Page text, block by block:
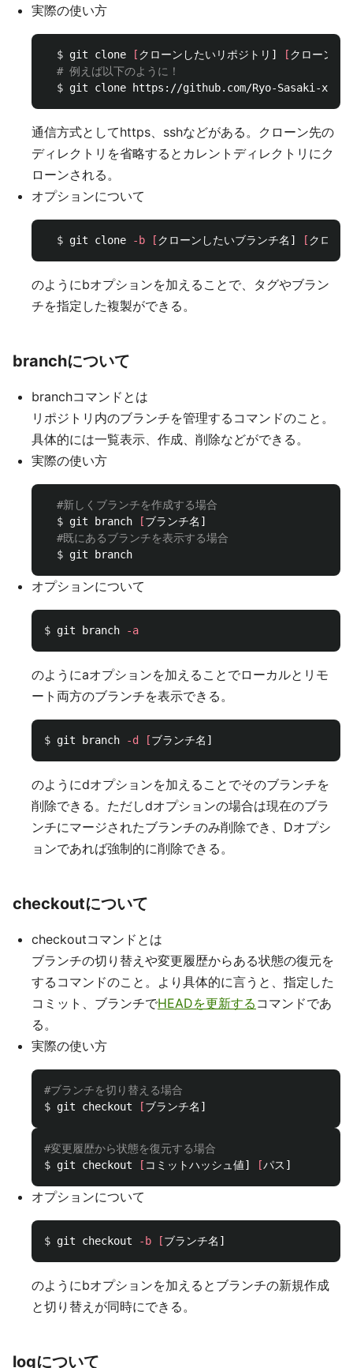
実際の使い方
$ git clone [クローンしたいリポジトリ] [クローン先
# 例えば以下のように！
$
通信方式としてhttps、sshなどがある。クローン先の
ディレクトリを省略するとカレントディレクトリにク
ローンされる。
オプションについて
$ git clone -b [クローンしたいブランチ名] [クロー
のようにbオプションを加えることで、タグやブラン
チを指定した複製ができる。
branchについて
branchコマンドとは
リポジトリ内のブランチを管理するコマンドのこと。
具体的には一覧表示、作成、削除などができる。
実際の使い方
#新しくブランチを作成する場合
$ git branch [ブランチ名]
#既にあるブランチを表示する場合
$
オプションについて
$ git branch -a
のようにaオプションを加えることでローカルとリモ
ート両方のブランチを表示できる。
$ git branch -d [
のようにdオプションを加えることでそのブランチを
削除できる。ただしdオプションの場合は現在のブラ
ンチにマージされたブランチのみ削除でき、Dオプシ
ョンであれば強制的に削除できる。
checkoutについて
checkoutコマンドとは
ブランチの切り替えや変更履歴からある状態の復元を
するコマンドのこと。より具体的に言うと、指定した
コミット、ブランチでHEADを更新する コマンドであ
る。
実際の使い方
#ブランチを切り替える場合
$ git checkout [
#変更履歴から状態を復元する場合
$ git checkout [ コミットハッシュ値] [
オプションについて
$ git checkout -b [
のようにbオプションを加えるとブランチの新規作成
と切り替えが同時にできる。
logについて